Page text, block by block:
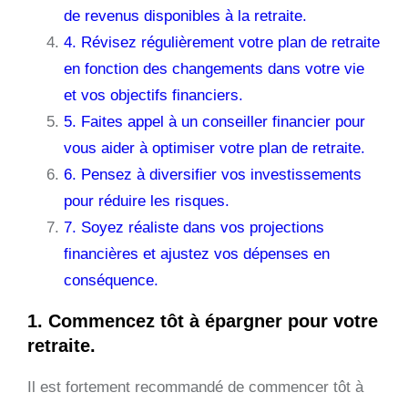
de revenus disponibles à la retraite.
4. Révisez régulièrement votre plan de retraite
en fonction des changements dans votre vie
et vos objectifs financiers.
5. Faites appel à un conseiller financier pour
vous aider à optimiser votre plan de retraite.
6. Pensez à diversifier vos investissements
pour réduire les risques.
7. Soyez réaliste dans vos projections
financières et ajustez vos dépenses en
conséquence.
1. Commencez tôt à épargner pour votre
retraite.
Il est fortement recommandé de commencer tôt à